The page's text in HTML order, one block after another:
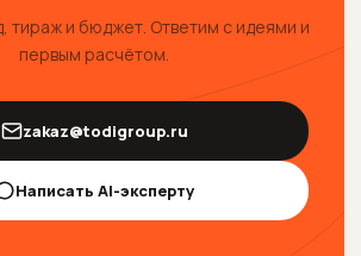
тираж и бюджет. Ответим с идеями и
первым расчётом.
zakaz@todigroup.ru
Написать AI-эксперту